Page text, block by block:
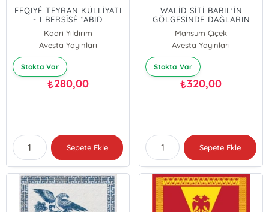
FEQIYÊ TEYRAN KÜLLİYATI
- I BERSÎSÊ ‘ABID
Kadri Yıldırım
Avesta Yayınları
Stokta Var
₺280,00
Sepete Ekle
WALİD SİTİ BABİL'İN
GÖLGESİNDE DAĞLARIN
PEŞİNDE
Mahsum Çiçek
Fatih Tan
Avesta Yayınları
Stokta Var
₺320,00
Sepete Ekle